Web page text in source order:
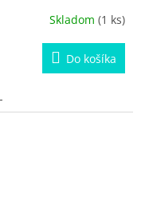
Skladom (1 ks)
Do košíka